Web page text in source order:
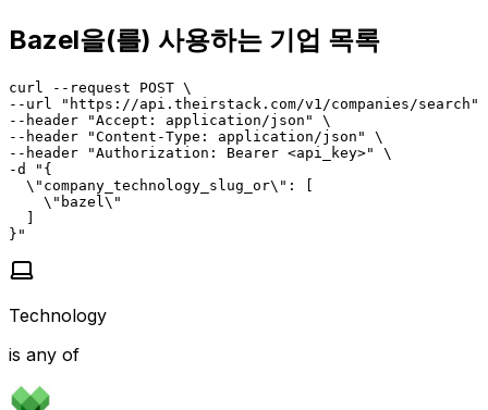
Bazel을(를) 사용하는 기업 목록
curl --request POST \
--url "https://api.theirstack.com/v1/companies/search"
--header "Accept: application/json" \
--header "Content-Type: application/json" \
--header "Authorization: Bearer <api_key>" \
-d "{
  \"company_technology_slug_or\": [
    \"bazel\"
  ]
}"
Technology
is any of